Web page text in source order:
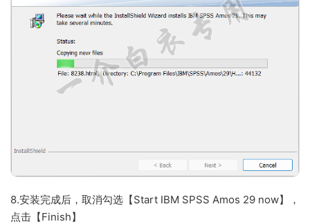
8.安装完成后，取消勾选【Start IBM SPSS Amos 29 now】，
点击【Finish】